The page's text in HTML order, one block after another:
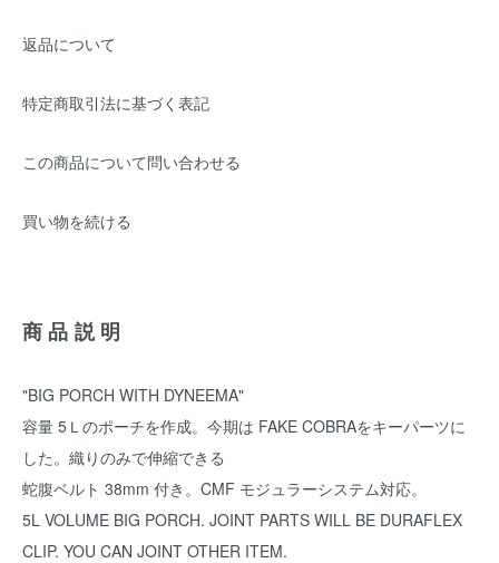
返品について
特定商取引法に基づく表記
この商品について問い合わせる
買い物を続ける
商品説明
"BIG PORCH WITH DYNEEMA"
容量 5Ｌのポーチを作成。今期は FAKE COBRAをキーパーツに
した。織りのみで伸縮できる
蛇腹ベルト 38mm 付き。CMF モジュラーシステム対応。
5L VOLUME BIG PORCH. JOINT PARTS WILL BE DURAFLEX
CLIP. YOU CAN JOINT OTHER ITEM.